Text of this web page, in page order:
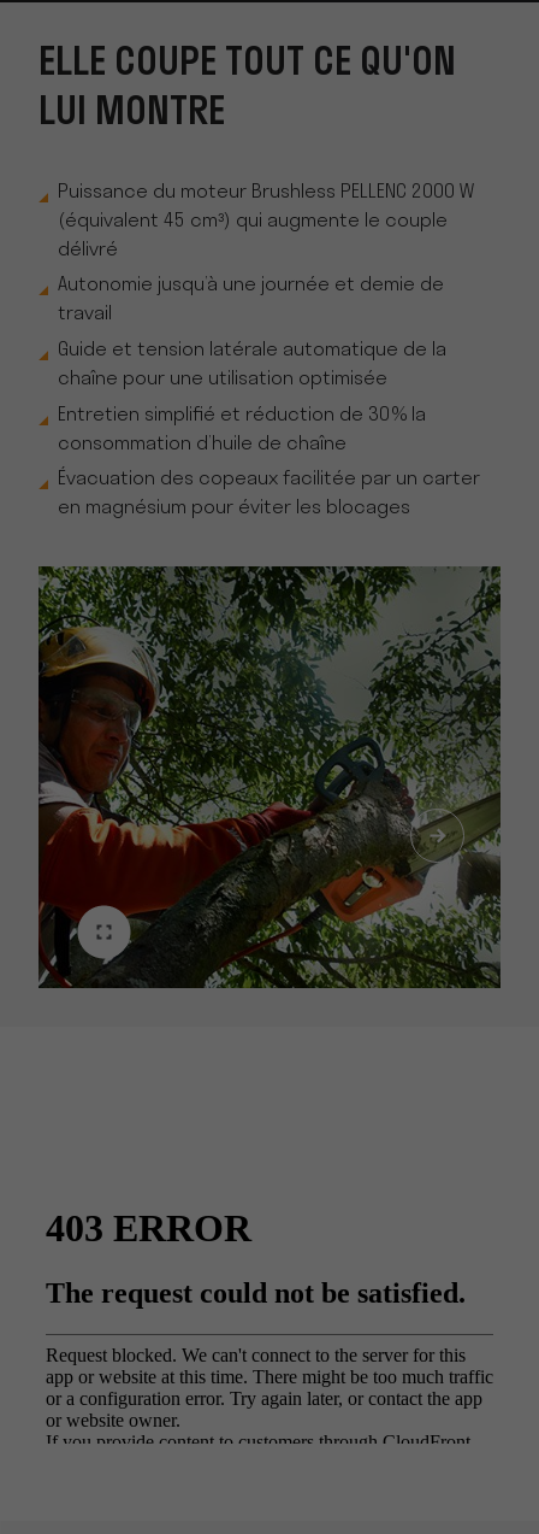
ELLE COUPE TOUT CE QU'ON
LUI MONTRE
Puissance du moteur Brushless PELLENC 2000 W
(équivalent 45 cm³) qui augmente le couple
délivré
Autonomie jusqu’à une journée et demie de
travail
Guide et tension latérale automatique de la
chaîne pour une utilisation optimisée
Entretien simplifié et réduction de 30 % la
consommation d’huile de chaîne
Évacuation des copeaux facilitée par un carter
en magnésium pour éviter les blocages